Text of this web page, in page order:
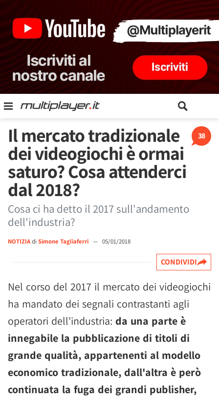
38
Il mercato tradizionale
dei videogiochi è ormai
saturo? Cosa attenderci
dal 2018?
Cosa ci ha detto il 2017 sull'andamento
dell'industria?
NOTIZIAdi Simone Tagliaferri — 05/01/2018
CONDIVIDI
Nel corso del 2017 il mercato dei videogiochi
ha mandato dei segnali contrastanti agli
operatori dell'industria: da una parte è
innegabile la pubblicazione di titoli di
grande qualità, appartenenti al modello
economico tradizionale, dall'altra è però
continuata la fuga dei grandi publisher,